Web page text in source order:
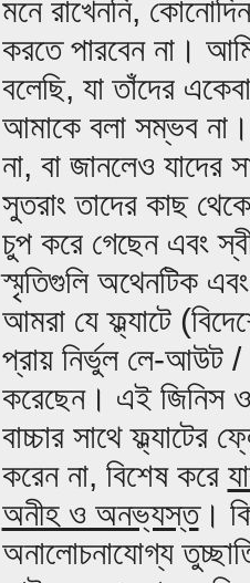
মনে রাখেননি,
করতে পারবেন না।
বলেছি, যা তাঁদের
আমাকে বলা সম্ভব
না, বা জানলেও
সুতরাং তাদের কাছ
চুপ করে গেছেন এবং
স্মৃতিগুলি অথেনটিক
আমরা যে ফ্ল্যাটে
প্রায় নির্ভুল লে-আউট /
করেছেন। এই জিনিস
বাচ্চার সাথে ফ্ল্যাটের
করেন না, বিশেষ করে
অনীহ ও অনভ্যস্ত।
অনালোচনাযোগ্য